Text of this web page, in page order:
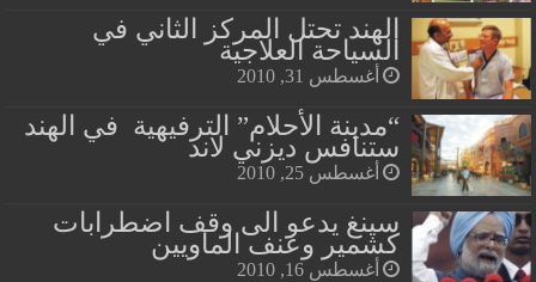
الهند تحتل المركز الثاني في
السياحة العلاجية
أغسطس 31, 2010
“مدينة الأحلام” الترفيهية في الهند
ستنافس ديزني لاند
أغسطس 25, 2010
سينغ يدعو الى وقف اضطرابات
كشمير وعنف الماويين
أغسطس 16, 2010